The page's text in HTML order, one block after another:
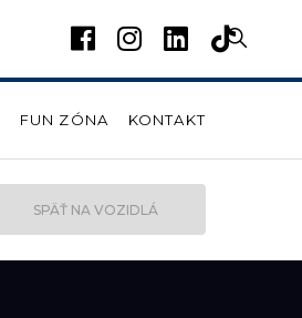
FUN ZÓNA KONTAKT
SPÄŤ NA VOZIDLÁ